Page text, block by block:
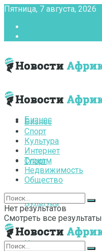
Пятница, 7 августа, 2026
Бизнес
Спорт
Культура
Интернет
Бизнес
Спорт
Культура
Интернет
Туризм
Недвижимость
Общество
Нет результатов
Смотреть все результаты